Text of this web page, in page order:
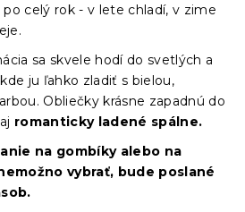
celý rok - v lete chladí, v zime
sa skvele hodí do svetlých a
ju ľahko zladiť s bielou,
Obliečky krásne zapadnú do
romanticky ladené spálne.
na gombíky alebo na
vybrať, bude poslané